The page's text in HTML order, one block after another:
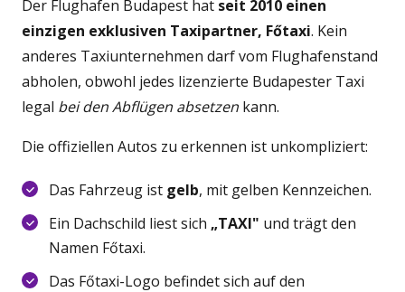
Der Flughafen Budapest hat seit 2010 einen
einzigen exklusiven Taxipartner, Főtaxi. Kein
anderes Taxiunternehmen darf vom Flughafenstand
abholen, obwohl jedes lizenzierte Budapester Taxi
legal bei den Abflügen absetzen kann.
Die offiziellen Autos zu erkennen ist unkompliziert:
Das Fahrzeug ist gelb, mit gelben Kennzeichen.
Ein Dachschild liest sich „TAXI" und trägt den
Namen Főtaxi.
Das Főtaxi-Logo befindet sich auf den